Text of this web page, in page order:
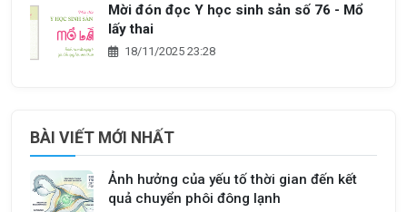
Mời đón đọc Y học sinh sản số 76 - Mổ
lấy thai
18/11/2025 23:28
BÀI VIẾT MỚI NHẤT
Ảnh hưởng của yếu tố thời gian đến kết
quả chuyển phôi đông lạnh